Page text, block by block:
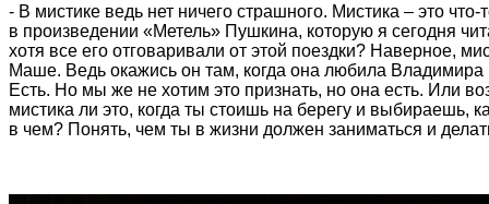
- В мистике ведь нет ничего страшного. Мистика – это
в произведении «Метель» Пушкина, которую я сегодня
хотя все его отговаривали от этой поездки? Наверное,
Маше. Ведь окажись он там, когда она любила
Есть. Но мы же не хотим это признать, но она есть. Или
мистика ли это, когда ты стоишь на берегу и выбираешь,
в чем? Понять, чем ты в жизни должен заниматься и